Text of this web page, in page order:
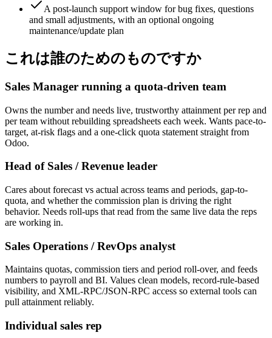
A post-launch support window for bug fixes, questions
and small adjustments, with an optional ongoing
maintenance/update plan
これは誰のためのものですか
Sales Manager running a quota-driven team
Owns the number and needs live, trustworthy attainment per rep and
per team without rebuilding spreadsheets each week. Wants pace-to-
target, at-risk flags and a one-click quota statement straight from
Odoo.
Head of Sales / Revenue leader
Cares about forecast vs actual across teams and periods, gap-to-
quota, and whether the commission plan is driving the right
behavior. Needs roll-ups that read from the same live data the reps
are working in.
Sales Operations / RevOps analyst
Maintains quotas, commission tiers and period roll-over, and feeds
numbers to payroll and BI. Values clean models, record-rule-based
visibility, and XML-RPC/JSON-RPC access so external tools can
pull attainment reliably.
Individual sales rep